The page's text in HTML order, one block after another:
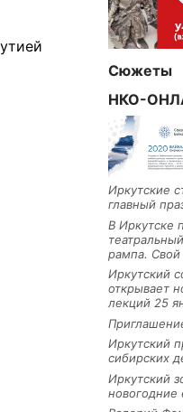
Сюжеты
НКО-
Иркутские
главный
В Иркутске
рампа. Свой
Иркутский
открывает
лекций 25
Иркутский
сибирских
Иркутский